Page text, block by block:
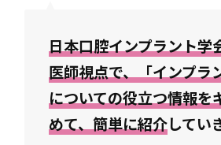
日本口腔インプラント学
医師視点で、「インプラ
についての役立つ情報を
めて、簡単に紹介してい